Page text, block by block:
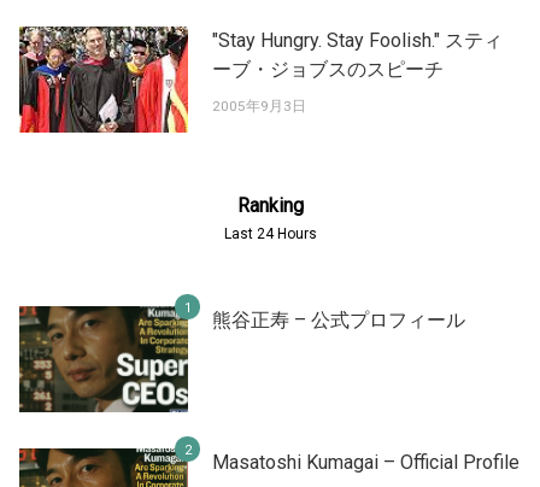
"Stay Hungry. Stay Foolish." スティ
ーブ・ジョブスのスピーチ
2005年9月3日
Ranking
Last 24 Hours
熊谷正寿 – 公式プロフィール
Masatoshi Kumagai – Official Profile